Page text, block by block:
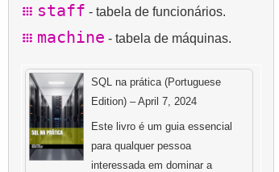
staff - tabela de funcionários.
machine - tabela de máquinas.
SQL na prática (Portuguese
Edition) – April 7, 2024
Este livro é um guia essencial
para qualquer pessoa
interessada em dominar a